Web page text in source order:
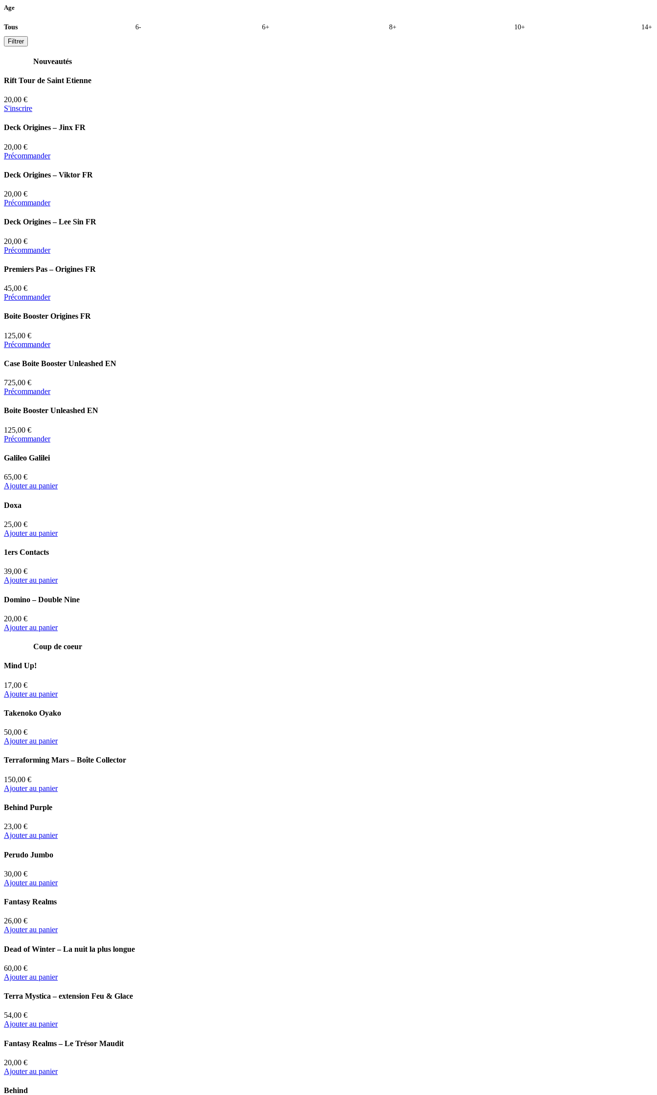
Age
Tous 6- 6+ 8+ 10+
14+
Filtrer
Nouveautés
Rift Tour de Saint Etienne
20,00 €
S'inscrire
Deck Origines – Jinx FR
20,00 €
Précommander
Deck Origines – Viktor FR
20,00 €
Précommander
Deck Origines – Lee Sin FR
20,00 €
Précommander
Premiers Pas – Origines FR
45,00 €
Précommander
Boite Booster Origines FR
125,00 €
Précommander
Case Boite Booster Unleashed EN
725,00 €
Précommander
Boite Booster Unleashed EN
125,00 €
Précommander
Galileo Galilei
65,00 €
Ajouter au panier
Doxa
25,00 €
Ajouter au panier
1ers Contacts
39,00 €
Ajouter au panier
Domino – Double Nine
20,00 €
Ajouter au panier
Coup de coeur
Mind Up!
17,00 €
Ajouter au panier
Takenoko Oyako
50,00 €
Ajouter au panier
Terraforming Mars – Boîte Collector
150,00 €
Ajouter au panier
Behind Purple
23,00 €
Ajouter au panier
Perudo Jumbo
30,00 €
Ajouter au panier
Fantasy Realms
26,00 €
Ajouter au panier
Dead of Winter – La nuit la plus longue
60,00 €
Ajouter au panier
Terra Mystica – extension Feu & Glace
54,00 €
Ajouter au panier
Fantasy Realms – Le Trésor Maudit
20,00 €
Ajouter au panier
Behind